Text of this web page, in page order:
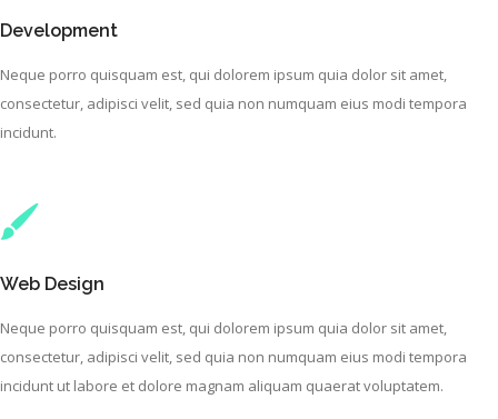
Development
Neque porro quisquam est, qui dolorem ipsum quia dolor sit amet,
consectetur, adipisci velit, sed quia non numquam eius modi tempora
incidunt.
Web Design
Neque porro quisquam est, qui dolorem ipsum quia dolor sit amet,
consectetur, adipisci velit, sed quia non numquam eius modi tempora
incidunt ut labore et dolore magnam aliquam quaerat voluptatem.